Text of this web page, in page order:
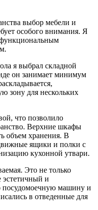
выбор мебели и
особого внимания. Я
я выбрал складной
он занимает минимум
зону для нескольких
что позволило
Верхние шкафы
объем хранения. В
ящики и полки с
кухонной утвари.
Это не только
эстетичный и
машину и
в отведенные для